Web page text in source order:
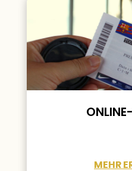
MEHR